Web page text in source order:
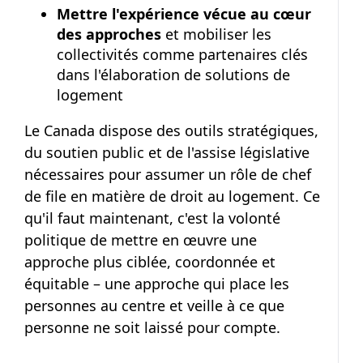
Mettre l'expérience vécue au cœur
des approches et mobiliser les
collectivités comme partenaires clés
dans l'élaboration de solutions de
logement
Le Canada dispose des outils stratégiques,
du soutien public et de l'assise législative
nécessaires pour assumer un rôle de chef
de file en matière de droit au logement. Ce
qu'il faut maintenant, c'est la volonté
politique de mettre en œuvre une
approche plus ciblée, coordonnée et
équitable – une approche qui place les
personnes au centre et veille à ce que
personne ne soit laissé pour compte.